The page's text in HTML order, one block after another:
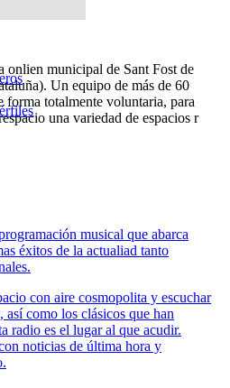
onlien municipal de Sant Fost de
Un equipo de más de 60
forma totalmente voluntaria, para
una variedad de espacios r
musical que abarca
éxitos de la actualiad tanto
con aire cosmopolita y escuchar
como los clásicos que han
radio es el lugar al que acudir.
noticias de última hora y